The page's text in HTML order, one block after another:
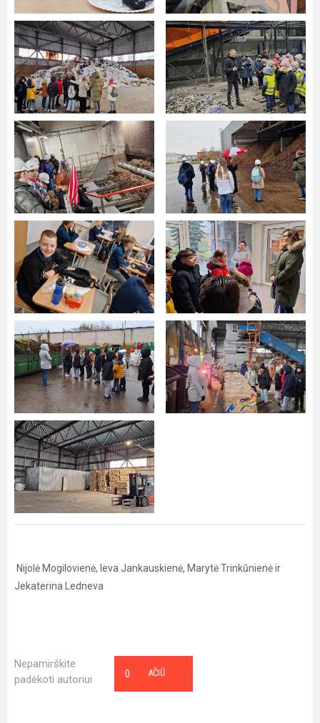
Nijolė Mogilovienė, Ieva Jankauskienė, Marytė Trinkūnienė ir
Jekaterina Ledneva
Nepamirškite
padėkoti autoriui
AČIŪ
0